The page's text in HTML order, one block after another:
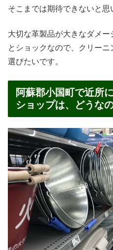
そこまでは期待できないと思
大切な革製品が大きなダメ
とショックなので、クリー
選びたいです。
阿蘇郡小国町で近所
ショップは、どうな